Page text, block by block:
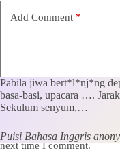
Add Comment *
Save my name, email
next time I comment.
Pabila jiwa bert*l*nj*ng
basa-basi, upacara ….
Sekulum senyum,…
Puisi Bahasa Inggris